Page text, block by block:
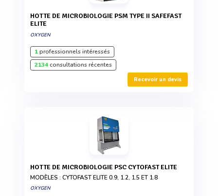
HOTTE DE MICROBIOLOGIE PSM TYPE II SAFEFAST
ELITE
OXYGEN
1professionnels intéressés
2134consultations récentes
Recevoir un devis
HOTTE DE MICROBIOLOGIE PSC CYTOFAST ELITE
MODÈLES : CYTOFAST ELITE 0.9, 1.2, 1.5 ET 1.8
OXYGEN